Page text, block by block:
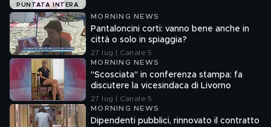
PUNTATA INTERA
MORNING NEWS
Pantaloncini corti: vanno bene anche in
città o solo in spiaggia?
27 lug | Canale 5
MORNING NEWS
"Scosciata" in conferenza stampa: fa
discutere la vicesindaca di Livorno
27 lug | Canale 5
MORNING NEWS
Dipendenti pubblici, rinnovato il contratto